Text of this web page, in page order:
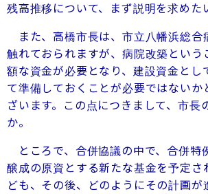
残高推移について、まず説明を求めた
また、高橋市長は、市立八幡浜総合
触れておられますが、病院改築という
額な資金が必要となり、建設資金とし
て準備しておくことが必要ではないか
ざいます。この点につきまして、市長
か。
ところで、合併協議の中で、合併特
醸成の原資とする新たな基金を予定さ
ども、その後、どのようにその計画が